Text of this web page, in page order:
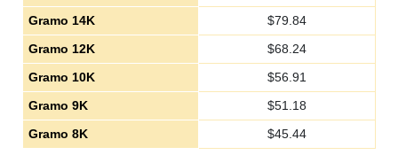
Gramo 14K
$79.84
Gramo 12K
$68.24
Gramo 10K
$56.91
Gramo 9K
$51.18
Gramo 8K
$45.44